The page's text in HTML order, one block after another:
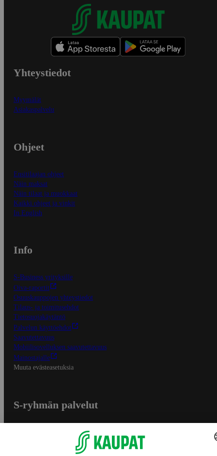
Yhteystiedot
Myymälät
Asiakaspalvelu
Ohjeet
Ensitilaajan ohjeet
Näin maksat
Näin tilaat ja muokkaat
Kaikki ohjeet ja vinkit
In English
Info
S-Business yrityksille
Oiva-raportit
Osuuskauppojen yhteystiedot
Tilaus- ja toimitusehdot
Tietosuojakäytäntö
Palvelun käyttöehdot
Saavutettavuus
Mobiilisovelluksen saavutettavuus
Mainostajalle
Muuta evästeasetuksia
S-ryhmän palvelut
Yhteishyvä Ruoka -sovellus